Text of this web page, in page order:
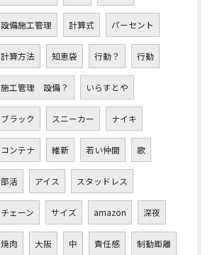
設備施工管理 計算式 パーセント
計算方法 知恵袋 行動？ 行動
施工管理 設備？ いらすとや
ブラック スニーカー ナイキ
コンテナ 維新 若い仲間 歌
部活 アイス スタッドレス
チェーン サイズ amazon 深夜
焼肉 大阪 中 責任感 制動距離